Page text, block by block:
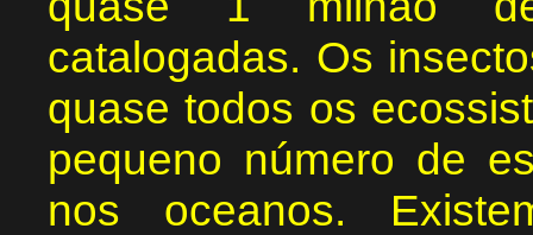
catalogadas. Os
quase todos os
pequeno número de
nos oceanos.